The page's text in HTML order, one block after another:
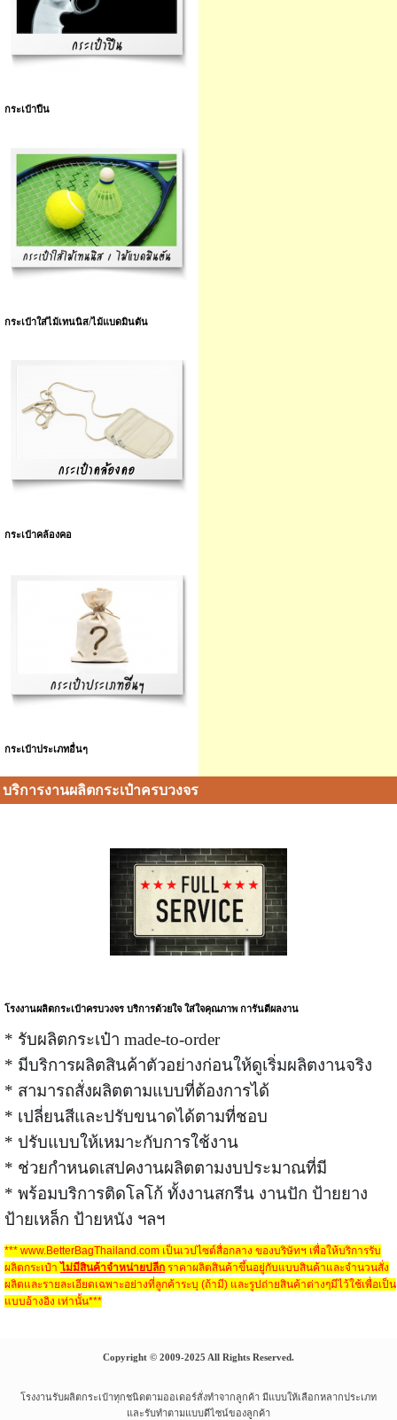
กระเป๋าปืน
กระเป๋าใส่ไม้เทนนิส/ไม้แบดมินตัน
กระเป๋าคล้องคอ
กระเป๋าประเภทอื่นๆ
บริการงานผลิตกระเป๋าครบวงจร
โรงงานผลิตกระเป๋าครบวงจร บริการด้วยใจ ใส่ใจคุณภาพ การันตีผลงาน
* รับผลิตกระเป๋า made-to-order
* มีบริการผลิตสินค้าตัวอย่างก่อนให้ดูเริ่มผลิตงานจริง
* สามารถสั่งผลิตตามแบบที่ต้องการได้
* เปลี่ยนสีและปรับขนาดได้ตามที่ชอบ
* ปรับแบบให้เหมาะกับการใช้งาน
* ช่วยกำหนดเสปคงานผลิตตามงบประมาณที่มี
* พร้อมบริการติดโลโก้ ทั้งงานสกรีน งานปัก ป้ายยาง
ป้ายเหล็ก ป้ายหนัง ฯลฯ
*** www.BetterBagThailand.com เป็นเวปไซต์สื่อกลาง ของบริษัทฯ เพื่อให้บริการรับ
ผลิตกระเป๋า ไม่มีสินค้าจำหน่ายปลีก ราคาผลิตสินค้าขึ้นอยู่กับแบบสินค้าและจำนวนสั่ง
ผลิตและรายละเอียดเฉพาะอย่างที่ลูกค้าระบุ (ถ้ามี) และรูปถ่ายสินค้าต่างๆมีไว้ใช้เพื่อเป็น
แบบอ้างอิง เท่านั้น***
Copyright © 2009-2025 All Rights Reserved.
โรงงานรับผลิตกระเป๋าทุกชนิดตามออเดอร์สั่งทำจากลูกค้า มีแบบให้เลือกหลากประเภท
และรับทำตามแบบดีไซน์ของลูกค้า